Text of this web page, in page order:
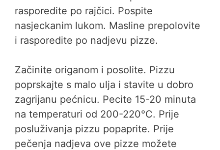
rasporedite po rajčici. Pospite
nasjeckanim lukom. Masline prepolovite
i rasporedite po nadjevu pizze.
Začinite origanom i posolite. Pizzu
poprskajte s malo ulja i stavite u dobro
zagrijanu pećnicu. Pecite 15-20 minuta
na temperaturi od 200-220°C. Prije
posluživanja pizzu popaprite. Prije
pečenja nadjeva ove pizze možete